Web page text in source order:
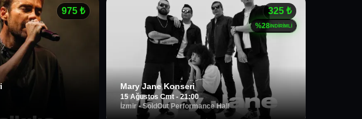
975 ₺ 325₺
%28İNDİRİMLİ
Mary Jane Konseri
15 Ağustos Cmt - 21:00
İzmir•SoldOut Performance Hall